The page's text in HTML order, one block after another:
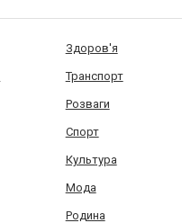
Здоров'я
Транспорт
Розваги
Спорт
Культура
Мода
Родина